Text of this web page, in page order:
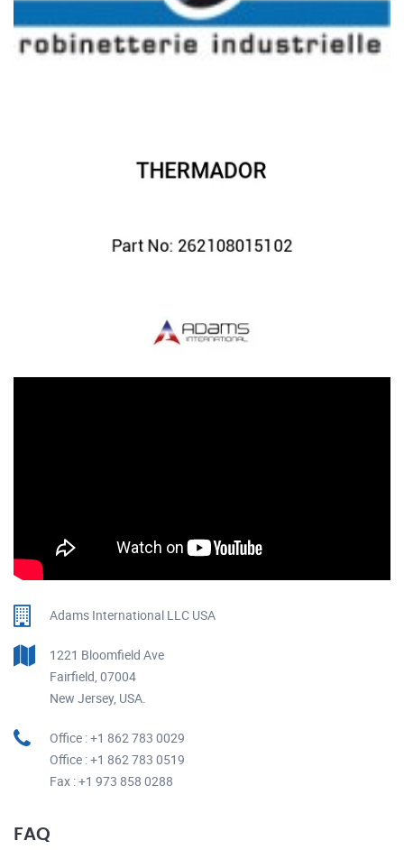
Adams International LLC USA
1221 Bloomfield Ave
Fairfield, 07004
New Jersey, USA.
Office : +1 862 783 0029
Office : +1 862 783 0519
Fax : +1 973 858 0288
FAQ